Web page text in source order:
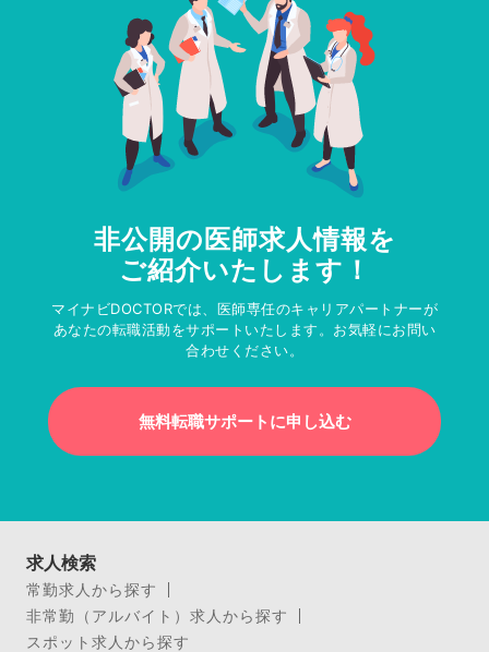
非公開の医師求人情報を
ご紹介いたします！
マイナビDOCTORでは、医師専任のキャリアパートナーが
あなたの転職活動をサポートいたします。お気軽にお問い
合わせください。
無料転職サポートに申し込む
求人検索
常勤求人から探す
非常勤（アルバイト）求人から探す
スポット求人から探す